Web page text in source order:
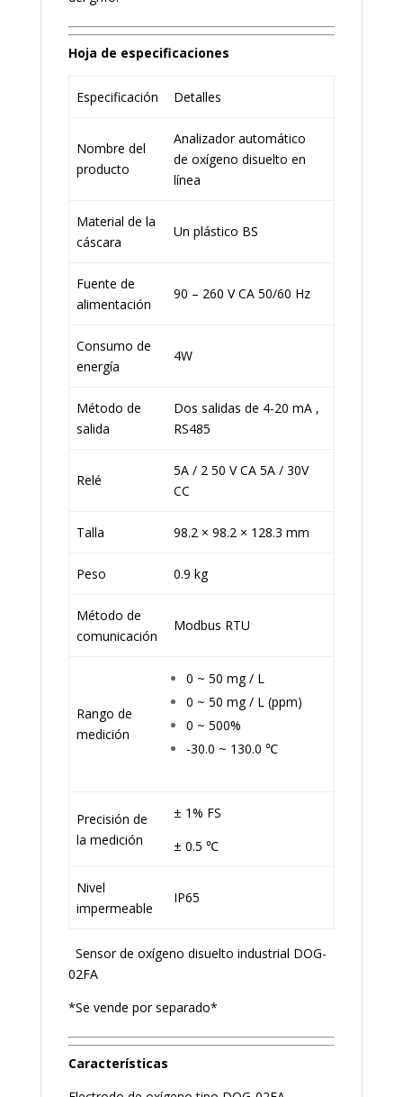
Hoja de especificaciones
Especificación Detalles
Nombre del
producto
Analizador automático
de oxígeno disuelto en
línea
Material de la
cáscara
Un plástico BS
Fuente de
alimentación
90 – 260 V CA 50/60 Hz
Consumo de
energía
4W
Método de
salida
Dos salidas de 4-20 mA ,
RS485
Relé
5A / 2 50 V CA 5A / 30V
CC
Talla 98.2 × 98.2 × 128.3 mm
Peso 0.9 kg
Método de
comunicación
Modbus RTU
Rango de
medición
0 ~ 50 mg / L
0 ~ 50 mg / L (ppm)
0 ~ 500%
-30.0 ~ 130.0 ℃
Precisión de
la medición
± 1% FS
± 0.5 ℃
Nivel
impermeable
IP65
Sensor de oxígeno disuelto industrial DOG-
02FA
*Se vende por separado*
Características